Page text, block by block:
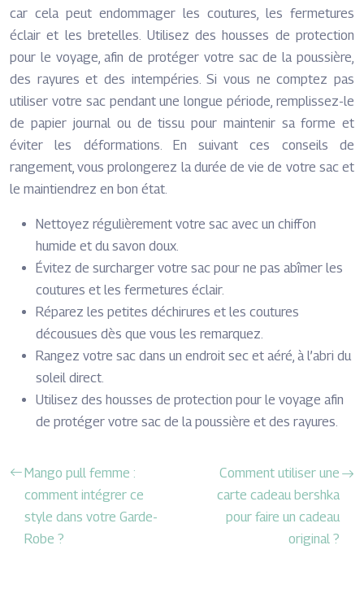
car cela peut endommager les coutures, les fermetures
éclair et les bretelles. Utilisez des housses de protection
pour le voyage, afin de protéger votre sac de la poussière,
des rayures et des intempéries. Si vous ne comptez pas
utiliser votre sac pendant une longue période, remplissez-le
de papier journal ou de tissu pour maintenir sa forme et
éviter les déformations. En suivant ces conseils de
rangement, vous prolongerez la durée de vie de votre sac et
le maintiendrez en bon état.
Nettoyez régulièrement votre sac avec un chiffon
humide et du savon doux.
Évitez de surcharger votre sac pour ne pas abîmer les
coutures et les fermetures éclair.
Réparez les petites déchirures et les coutures
décousues dès que vous les remarquez.
Rangez votre sac dans un endroit sec et aéré, à l’abri du
soleil direct.
Utilisez des housses de protection pour le voyage afin
de protéger votre sac de la poussière et des rayures.
Mango pull femme :
comment intégrer ce
style dans votre Garde-
Robe ?
Comment utiliser une
carte cadeau bershka
pour faire un cadeau
original ?